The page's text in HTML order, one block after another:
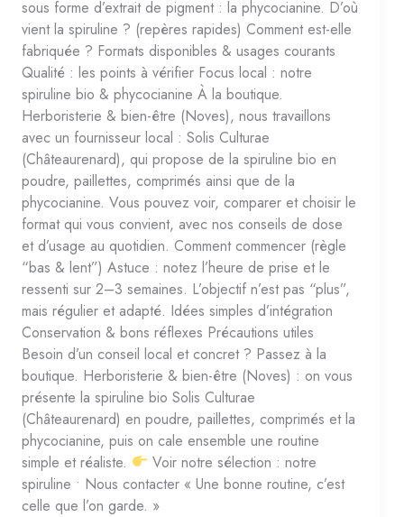
sous forme d’extrait de pigment : la phycocianine. D’où
vient la spiruline ? (repères rapides) Comment est-elle
fabriquée ? Formats disponibles & usages courants
Qualité : les points à vérifier Focus local : notre
spiruline bio & phycocianine À la boutique.
Herboristerie & bien-être (Noves), nous travaillons
avec un fournisseur local : Solis Culturae
(Châteaurenard), qui propose de la spiruline bio en
poudre, paillettes, comprimés ainsi que de la
phycocianine. Vous pouvez voir, comparer et choisir le
format qui vous convient, avec nos conseils de dose
et d’usage au quotidien. Comment commencer (règle
“bas & lent”) Astuce : notez l’heure de prise et le
ressenti sur 2–3 semaines. L’objectif n’est pas “plus”,
mais régulier et adapté. Idées simples d’intégration
Conservation & bons réflexes Précautions utiles
Besoin d’un conseil local et concret ? Passez à la
boutique. Herboristerie & bien-être (Noves) : on vous
présente la spiruline bio Solis Culturae
(Châteaurenard) en poudre, paillettes, comprimés et la
phycocianine, puis on cale ensemble une routine
simple et réaliste.
Voir notre sélection : notre
spiruline • Nous contacter « Une bonne routine, c’est
celle que l’on garde. »